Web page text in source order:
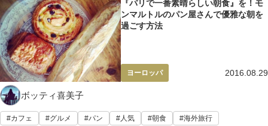
『パリで一番素晴らしい朝食』を！モ
ンマルトルのパン屋さんで優雅な朝を
過ごす方法
ヨーロッパ 2016.08.29
ボッティ喜美子
カフェ グルメ パン 人気 朝食 海外旅行